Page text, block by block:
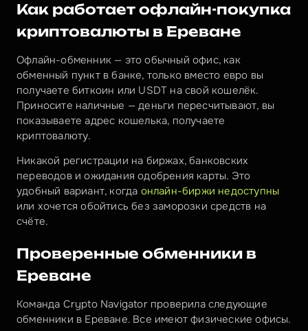
Как работает офлайн-покупка
криптовалюты в Ереване
Офлайн-обменник — это обычный офис, как
обменный пункт в банке, только вместо евро вы
получаете биткоин или USDT на свой кошелёк.
Приносите наличные — деньги пересчитывают, вы
показываете адрес кошелька, получаете
криптовалюту.
Никакой регистрации на биржах, банковских
переводов и ожидания одобрения карты. Это
удобный вариант, когда онлайн-биржи недоступны
или хочется обойтись без заморозки средств на
счёте.
Проверенные обменники в
Ереване
Команда Crypto Navigator проверила следующие
обменники в Ереване. Все имеют физические офисы.